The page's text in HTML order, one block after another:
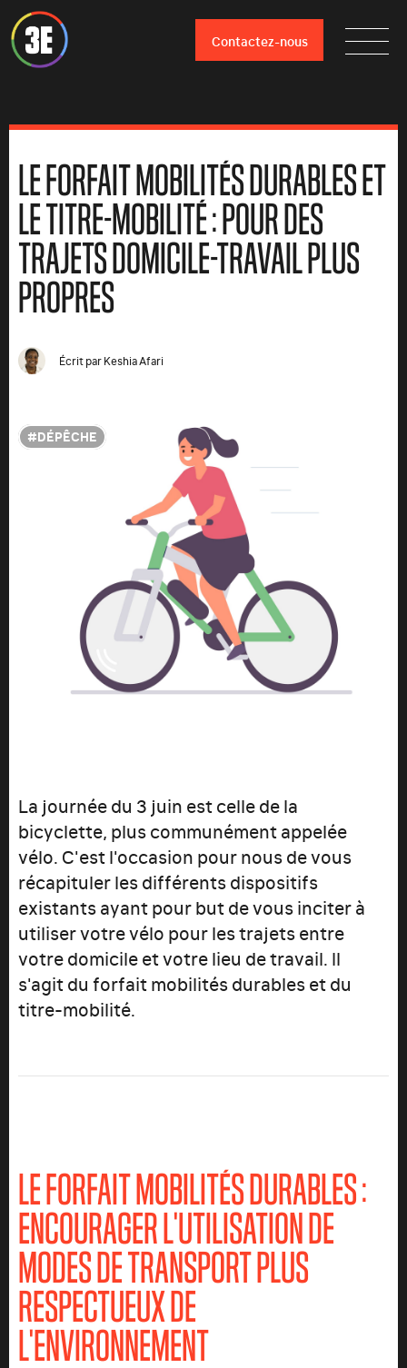
Contactez-nous
LE FORFAIT MOBILITÉS DURABLES ET
LE TITRE-MOBILITÉ : POUR DES
TRAJETS DOMICILE-TRAVAIL PLUS
PROPRES
Écrit parKeshia Afari
DÉPÊCHE
La journée du 3 juin est celle de la
bicyclette, plus communément appelée
vélo. C'est l'occasion pour nous de vous
récapituler les différents dispositifs
existants ayant pour but de vous inciter à
utiliser votre vélo pour les trajets entre
votre domicile et votre lieu de travail. Il
s'agit du forfait mobilités durables et du
titre-mobilité.
LE FORFAIT MOBILITÉS DURABLES :
ENCOURAGER L'UTILISATION DE
MODES DE TRANSPORT PLUS
RESPECTUEUX DE
L'ENVIRONNEMENT